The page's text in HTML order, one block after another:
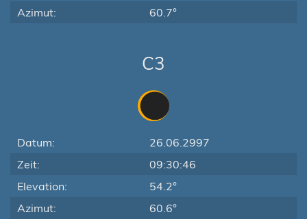
Azimut:
60.7°
C3
Datum:
26.06.2997
Zeit:
09:30:46
Elevation:
54.2°
Azimut:
60.6°